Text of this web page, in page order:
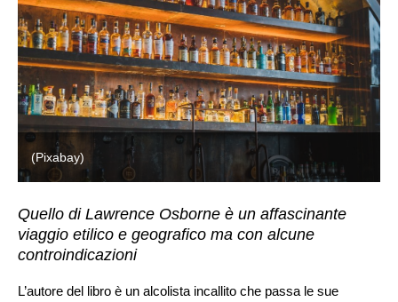
(Pixabay)
Quello di Lawrence Osborne è un affascinante
viaggio etilico e geografico ma con alcune
controindicazioni
L’autore del libro è un alcolista incallito che passa le sue